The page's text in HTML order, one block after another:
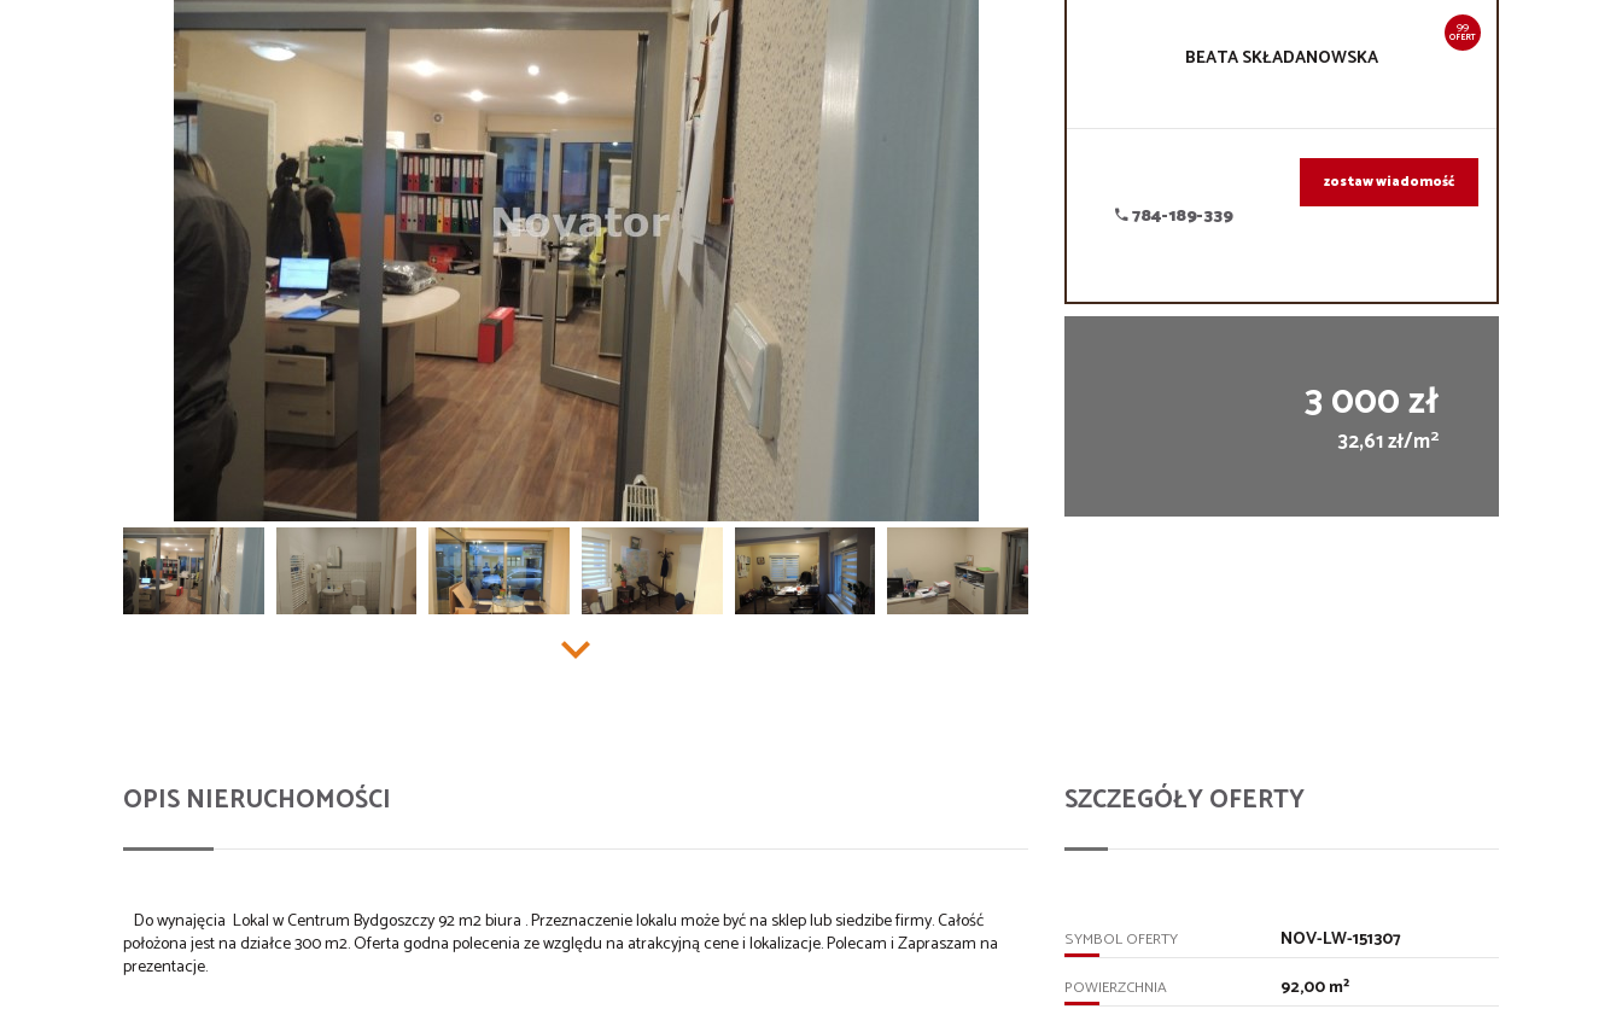
99
OFERT
BEATASKŁADANOWSKA
784-189-339
zostaw wiadomość
3 000 zł
32,61 zł/m2
OPIS NIERUCHOMOŚCI
Do wynajęcia Lokal w Centrum Bydgoszczy 92 m2 biura . Przeznaczenie lokalu może być na sklep lub siedzibe firmy. Całość
położona jest na działce 300 m2. Oferta godna polecenia ze względu na atrakcyjną cene i lokalizacje. Polecam i Zapraszam na
prezentacje.
SZCZEGÓŁY OFERTY
SYMBOL OFERTY NOV-LW-151307
POWIERZCHNIA 92,00 m²